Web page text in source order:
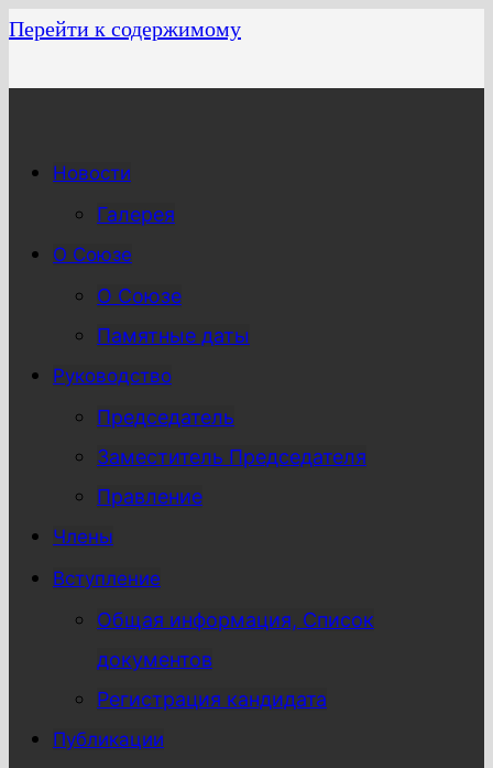
Перейти к содержимому
Новости
Галерея
О Союзе
О Союзе
Памятные даты
Руководство
Председатель
Заместитель Председателя
Правление
Члены
Вступление
Общая информация, Список
документов
Регистрация кандидата
Публикации